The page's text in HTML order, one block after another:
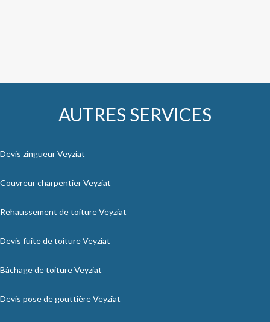
AUTRES SERVICES
Devis zingueur Veyziat
Couvreur charpentier Veyziat
Rehaussement de toiture Veyziat
Devis fuite de toiture Veyziat
Bâchage de toiture Veyziat
Devis pose de gouttière Veyziat